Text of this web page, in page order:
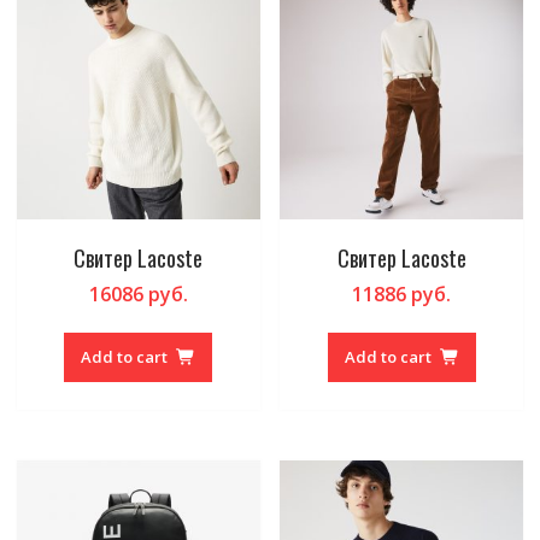
Свитер Lacoste
16086руб.
Add to cart
Свитер Lacoste
11886 руб.
Add to cart